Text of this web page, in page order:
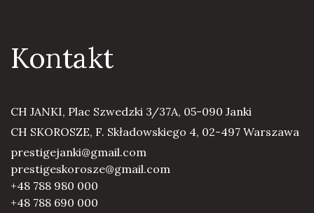
Kontakt
CH JANKI, Plac Szwedzki 3/37A, 05-090 Janki
CH SKOROSZE, F. Składowskiego 4, 02-497 Warszawa
prestigejanki@gmail.com
prestigeskorosze@gmail.com
+48 788 980 000
+48 788 690 000